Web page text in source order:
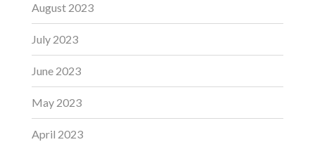
August 2023
July 2023
June 2023
May 2023
April 2023